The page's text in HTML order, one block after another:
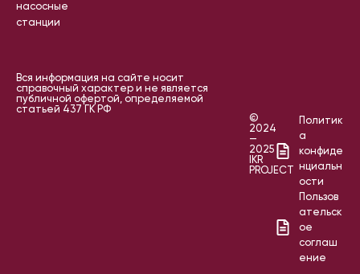
насосные
станции
Вся информация на сайте носит
справочный характер и не является
публичной офертой, определяемой
статьей 437 ГК РФ
©
2024
—
2025
IKR
PROJECT
Политик
а
конфиде
нциальн
ости
Пользов
ательск
ое
соглаш
ение